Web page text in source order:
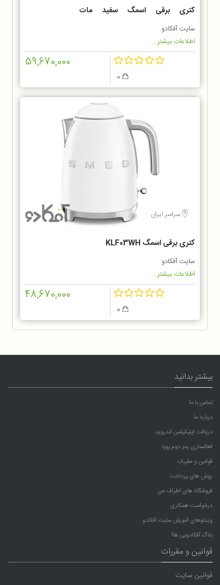
کتری برقی اسمگ سفید مات
KLF03WHMEU
سایت آفکادو
اطلاعات بیشتر...
59,670,000
سراسر ایران
کتری برقی اسمگ KLF03WH
سایت آفکادو
اطلاعات بیشتر...
48,670,000
بیشتر بدانید
تماس با ما
درباره ما
دریافت اپلیکیشن اندروید
فعالسازی رمز دوم پویا
قوانین و مقررات
روش های پرداخت
فروشگاه های اطراف من
درخواست همکاری
ویدئوهای آموزش سایت آفکادو
بلاگ آفکادویی ها!
قوانین و مقررات
قوانین سایت